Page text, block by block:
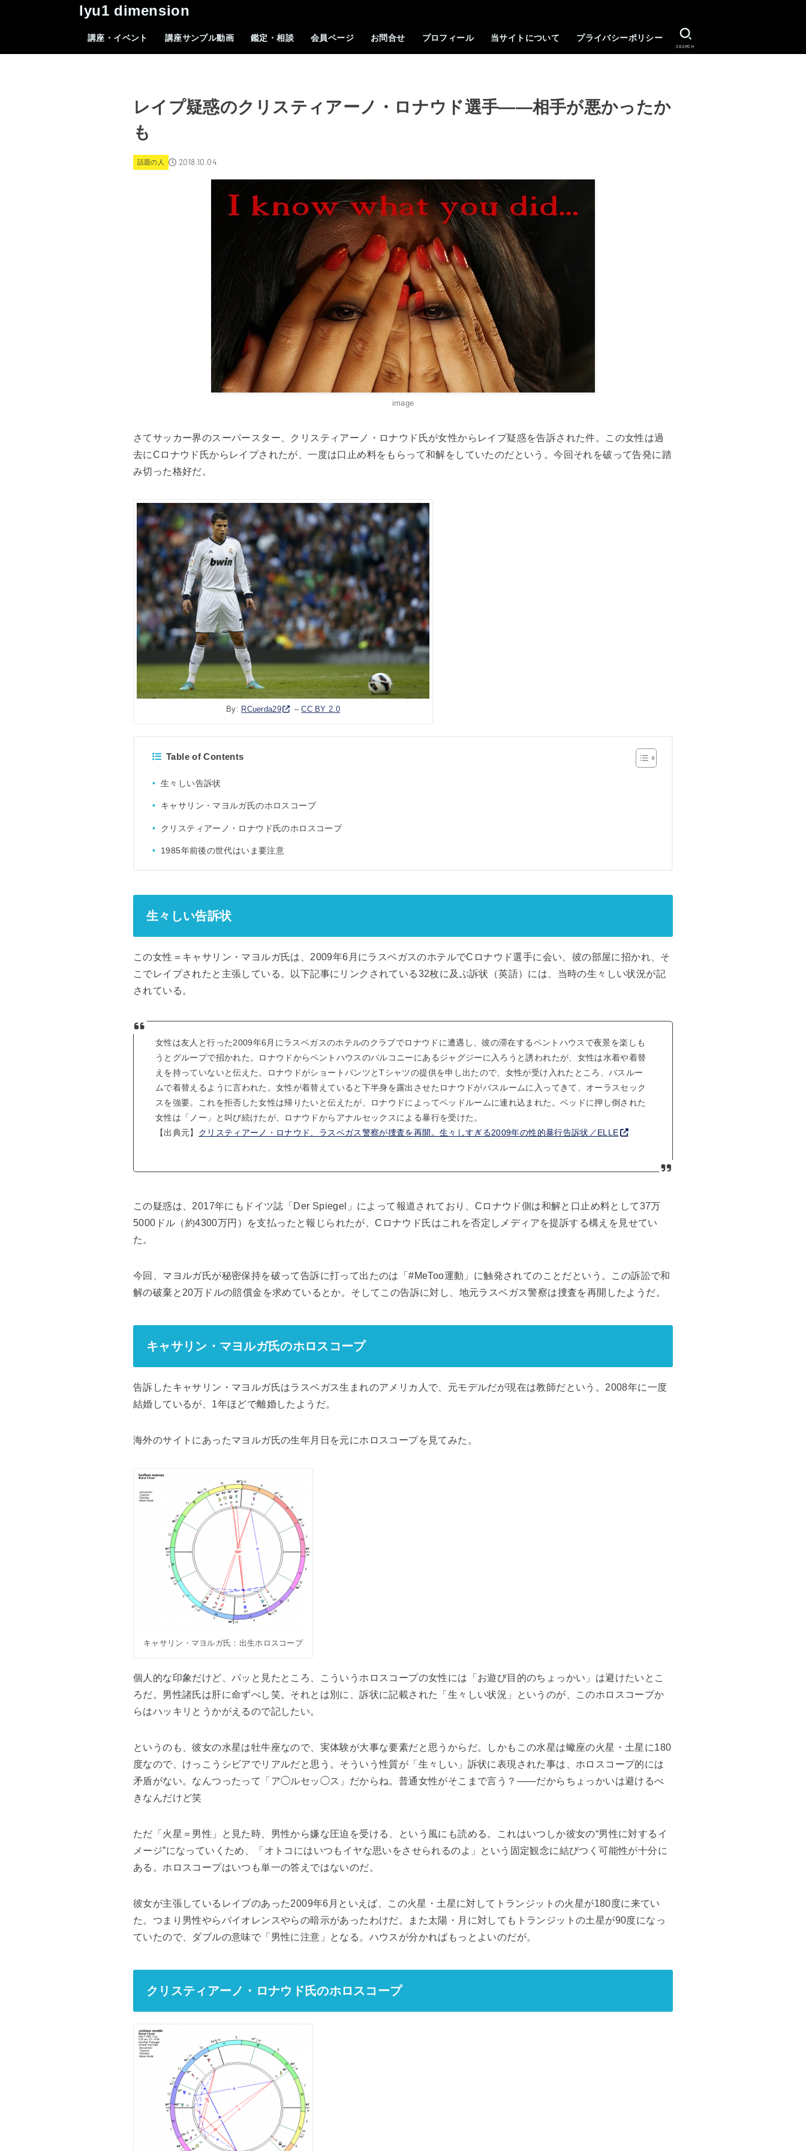
lyu1 dimension
講座・イベント 講座サンプル動画 鑑定・相談 会員ページ お問合せ プロフィール 当サイトについて プライバシーポリシー
SEARCH
レイプ疑惑のクリスティアーノ・ロナウド選手――相手が悪かったか
も
話題の人 2018.10.04
image
さてサッカー界のスーパースター、クリスティアーノ・ロナウド氏が女性からレイプ疑惑を告訴された件。この女性は過
去にCロナウド氏からレイプされたが、一度は口止め料をもらって和解をしていたのだという。今回それを破って告発に踏
み切った格好だ。
By: RCuerda29 –CC BY 2.0
Table of Contents
生々しい告訴状
キャサリン・マヨルガ氏のホロスコープ
クリスティアーノ・ロナウド氏のホロスコープ
1985年前後の世代はいま要注意
生々しい告訴状
この女性＝キャサリン・マヨルガ氏は、2009年6月にラスベガスのホテルでCロナウド選手に会い、彼の部屋に招かれ、そ
こでレイプされたと主張している。以下記事にリンクされている32枚に及ぶ訴状（英語）には、当時の生々しい状況が記
されている。
女性は友人と行った2009年6月にラスベガスのホテルのクラブでロナウドに遭遇し、彼の滞在するペントハウスで夜景を楽しも
うとグループで招かれた。ロナウドからペントハウスのバルコニーにあるジャグジーに入ろうと誘われたが、女性は水着や着替
えを持っていないと伝えた。ロナウドがショートパンツとTシャツの提供を申し出たので、女性が受け入れたところ、バスルー
ムで着替えるように言われた。女性が着替えていると下半身を露出させたロナウドがバスルームに入ってきて、オーラスセック
スを強要。これを拒否した女性は帰りたいと伝えたが、ロナウドによってベッドルームに連れ込まれた。ベッドに押し倒された
女性は「ノー」と叫び続けたが、ロナウドからアナルセックスによる暴行を受けた。
【出典元】 クリスティアーノ・ロナウド、ラスベガス警察が捜査を再開。生々しすぎる2009年の性的暴行告訴状／ELLE
この疑惑は、2017年にもドイツ誌「Der Spiegel」によって報道されており、Cロナウド側は和解と口止め料として37万
5000ドル（約4300万円）を支払ったと報じられたが、Cロナウド氏はこれを否定しメディアを提訴する構えを見せてい
た。
今回、マヨルガ氏が秘密保持を破って告訴に打って出たのは「#MeToo運動」に触発されてのことだという。この訴訟で和
解の破棄と20万ドルの賠償金を求めているとか。そしてこの告訴に対し、地元ラスベガス警察は捜査を再開したようだ。
キャサリン・マヨルガ氏のホロスコープ
告訴したキャサリン・マヨルガ氏はラスベガス生まれのアメリカ人で、元モデルだが現在は教師だという。2008年に一度
結婚しているが、1年ほどで離婚したようだ。
海外のサイトにあったマヨルガ氏の生年月日を元にホロスコープを見てみた。
キャサリン・マヨルガ氏：出生ホロスコープ
個人的な印象だけど、パッと見たところ、こういうホロスコープの女性には「お遊び目的のちょっかい」は避けたいとこ
ろだ。男性諸氏は肝に命ずべし笑。それとは別に、訴状に記載された「生々しい状況」というのが、このホロスコープか
らはハッキリとうかがえるので記したい。
というのも、彼女の水星は牡牛座なので、実体験が大事な要素だと思うからだ。しかもこの水星は蠍座の火星・土星に180
度なので、けっこうシビアでリアルだと思う。そういう性質が「生々しい」訴状に表現された事は、ホロスコープ的には
矛盾がない。なんつったって「ア◯ルセッ◯ス」だからね。普通女性がそこまで言う？――だからちょっかいは避けるべ
きなんだけど笑
ただ「火星＝男性」と見た時、男性から嫌な圧迫を受ける、という風にも読める。これはいつしか彼女の“男性に対するイ
メージ”になっていくため、「オトコにはいつもイヤな思いをさせられるのよ」という固定観念に結びつく可能性が十分に
ある。ホロスコープはいつも単一の答えではないのだ。
彼女が主張しているレイプのあった2009年6月といえば、この火星・土星に対してトランジットの火星が180度に来てい
た。つまり男性やらバイオレンスやらの暗示があったわけだ。また太陽・月に対してもトランジットの土星が90度になっ
ていたので、ダブルの意味で「男性に注意」となる。ハウスが分かればもっとよいのだが。
クリスティアーノ・ロナウド氏のホロスコープ